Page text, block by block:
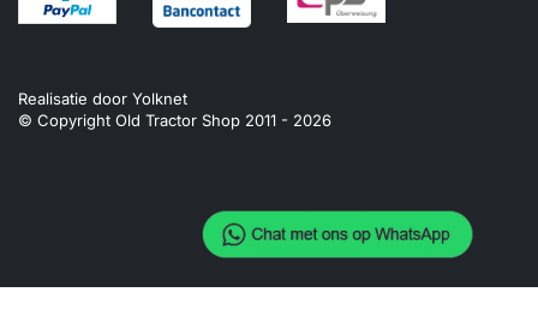
Realisatie door Yolknet
© Copyright Old Tractor Shop 2011 - 2026